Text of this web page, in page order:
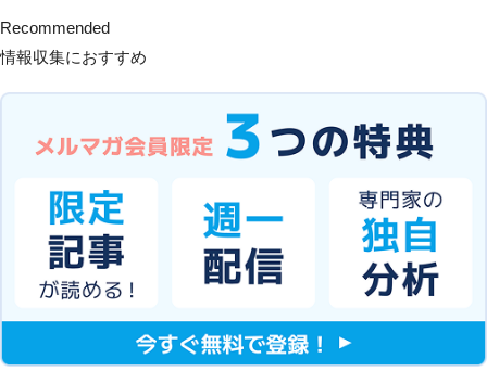
Recommended
情報収集におすすめ